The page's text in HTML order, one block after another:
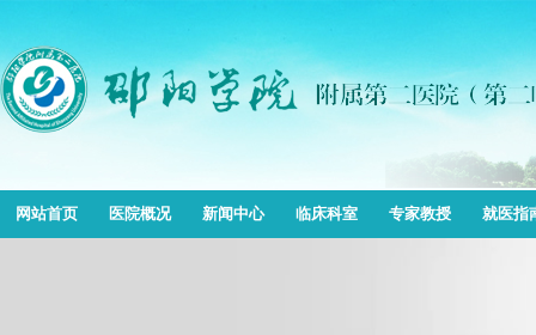
网站首页 医院概况 新闻中心 临床科室 专家教授 就医指